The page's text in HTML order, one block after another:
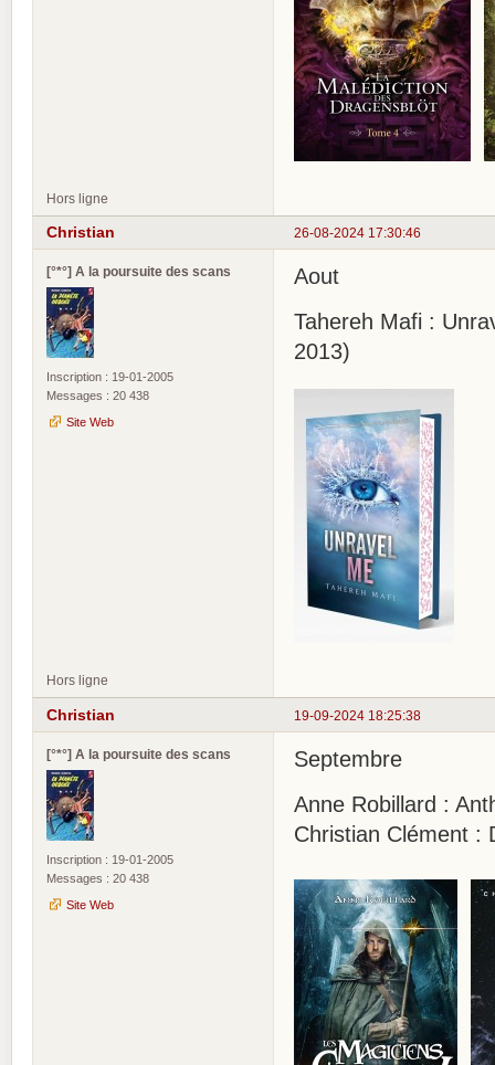
Hors ligne
26-08-2024 17:30:46
Christian
[°*°] A la poursuite des scans
Inscription : 19-01-2005
Messages : 20 438
Site Web
Aout
Tahereh Mafi :
2013)
Hors ligne
19-09-2024 18:25:38
Christian
[°*°] A la poursuite des scans
Inscription : 19-01-2005
Messages : 20 438
Site Web
Septembre
Anne Robillard :
Christian Clément :